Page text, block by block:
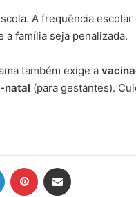
A frequência
família seja penalizada.
também exige a
natal (para gestantes).
Linkedin Pinterest